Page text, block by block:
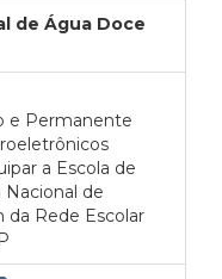
de Água Doce
e Permanente
a Escola de
de
da Rede Escolar